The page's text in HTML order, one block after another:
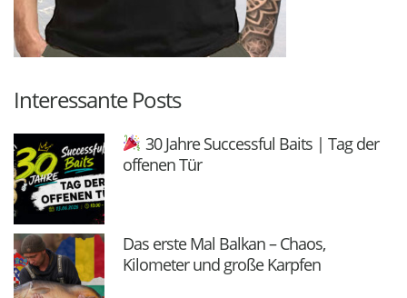
Interessante Posts
30 Jahre Successful Baits | Tag der
offenen Tür
Das erste Mal Balkan – Chaos,
Kilometer und große Karpfen